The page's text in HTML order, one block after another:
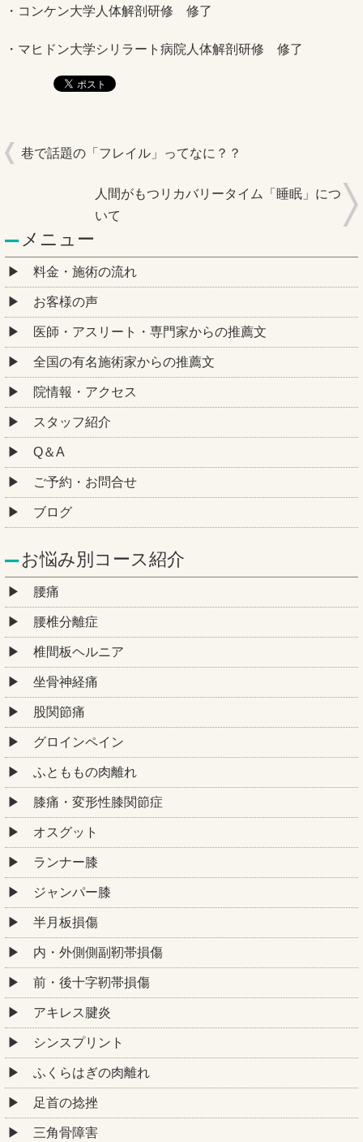
・コンケン大学人体解剖研修 修了
・マヒドン大学シリラート病院人体解剖研修 修了
巷で話題の「フレイル」ってなに？？
人間がもつリカバリータイム「睡眠」につ
いて
メニュー
料金・施術の流れ
お客様の声
医師・アスリート・専門家からの推薦文
全国の有名施術家からの推薦文
院情報・アクセス
スタッフ紹介
Q＆A
ご予約・お問合せ
ブログ
お悩み別コース紹介
腰痛
腰椎分離症
椎間板ヘルニア
坐骨神経痛
股関節痛
グロインペイン
ふとももの肉離れ
膝痛・変形性膝関節症
オスグット
ランナー膝
ジャンパー膝
半月板損傷
内・外側側副靭帯損傷
前・後十字靭帯損傷
アキレス腱炎
シンスプリント
ふくらはぎの肉離れ
足首の捻挫
三角骨障害